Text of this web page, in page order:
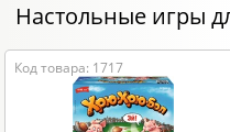
Настольные игры
Код товара: 1717